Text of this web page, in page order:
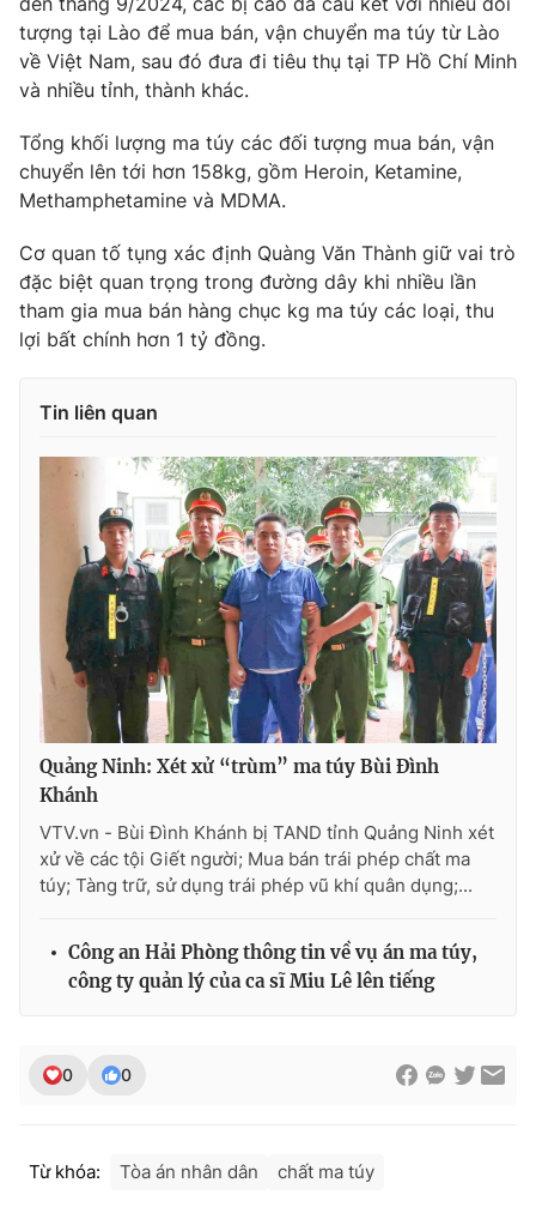
Ðiện thoại Thời báo VTV:024.66 897 897
Email:toasoan@vtv.vn
Liên hệ quảng cáo:
024-7300.7108
® Cấm sao chép dưới mọi hình thức nếu không có sự chấp
thông tin từ website này.
tượng tại Lào để mua bán, vận chuyển ma túy từ Lào
về Việt Nam, sau đó đưa đi tiêu thụ tại TP Hồ Chí Minh
và nhiều tỉnh, thành khác.
Tổng khối lượng ma túy các đối tượng mua bán, vận
chuyển lên tới hơn 158kg, gồm Heroin, Ketamine,
Methamphetamine và MDMA.
Cơ quan tố tụng xác định Quàng Văn Thành giữ vai trò
đặc biệt quan trọng trong đường dây khi nhiều lần
tham gia mua bán hàng chục kg ma túy các loại, thu
lợi bất chính hơn 1 tỷ đồng.
Tin liên quan
Quảng Ninh: Xét xử “trùm” ma túy Bùi Đình
Khánh
VTV.vn - Bùi Đình Khánh bị TAND tỉnh Quảng Ninh xét
xử về các tội Giết người; Mua bán trái phép chất ma
túy; Tàng trữ, sử dụng trái phép vũ khí quân dụng;...
Công an Hải Phòng thông tin về vụ án ma túy,
công ty quản lý của ca sĩ Miu Lê lên tiếng
0 0
Từ khóa: Tòa án nhân dân chất ma túy